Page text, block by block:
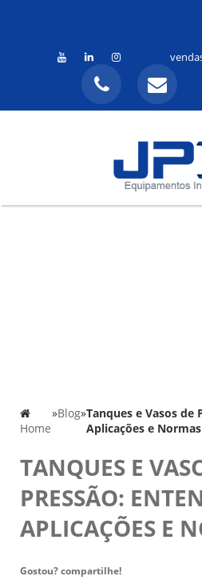
Home
»Blog»Tanques e Vasos de
Aplicações e Normas
TANQUES E
PRESSÃO:
APLICAÇÕES E
Gostou? compartilhe!